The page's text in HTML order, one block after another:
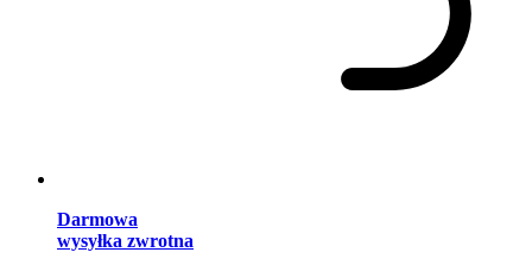
Darmowa
wysyłka zwrotna